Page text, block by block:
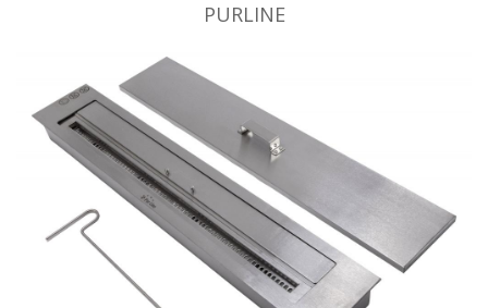
BIOLAREIRA
AQUECIMENTO
VENTILAÇÃO
TRATAMENTO AÉREO
CASA
PURLINE